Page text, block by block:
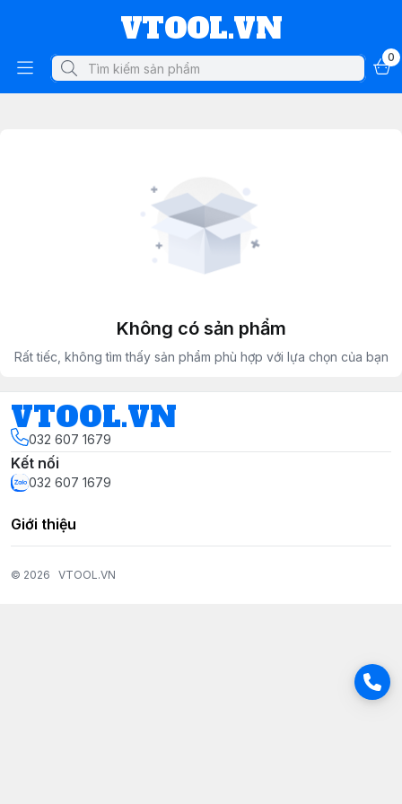
VTOOL.VN
0
Không có sản phẩm
Rất tiếc, không tìm thấy sản phẩm phù hợp với lựa chọn của bạn
VTOOL.VN
032 607 1679
Kết nối
032 607 1679
Giới thiệu
© 2026 VTOOL.VN